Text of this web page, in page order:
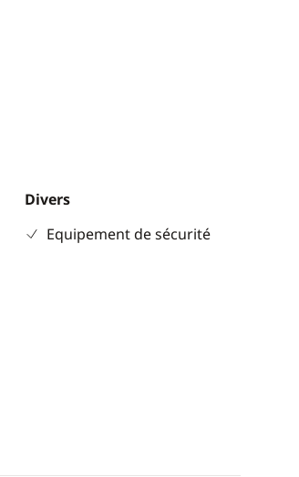
Divers
Equipement de sécurité